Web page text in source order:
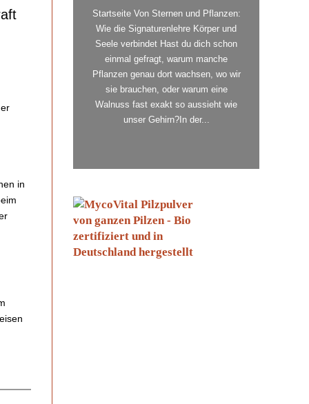
in
Startseite Von Sternen und Pflanzen:
Wie die Signaturenlehre Körper und
Seele verbindet Hast du dich schon
einmal gefragt, warum manche
Pflanzen genau dort wachsen, wo wir
sie brauchen, oder warum eine
Walnuss fast exakt so aussieht wie
unser Gehirn?In der...